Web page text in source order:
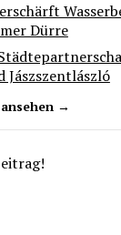
Dürre
Jászszentlászló
→